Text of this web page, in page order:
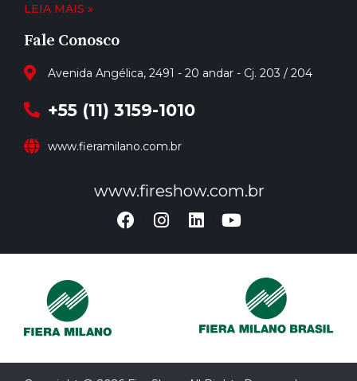
LEIA MAIS »
Fale Conosco
Avenida Angélica, 2491 - 20 andar - Cj. 203 / 204
+55 (11) 3159-1010
www.fieramilano.com.br
www.fireshow.com.br